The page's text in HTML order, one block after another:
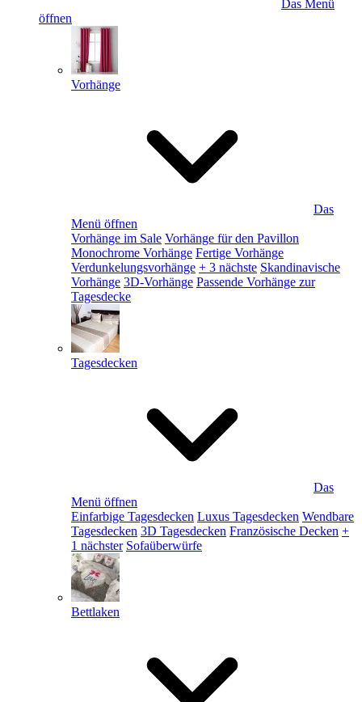
Das Menü
öffnen
Vorhänge
Das
Menü öffnen
Vorhänge im Sale Vorhänge für den Pavillon
Monochrome Vorhänge Fertige Vorhänge
Verdunkelungsvorhänge + 3 nächste Skandinavische
Vorhänge 3D-Vorhänge Passende Vorhänge zur
Tagesdecke
Tagesdecken
Das
Menü öffnen
Einfarbige Tagesdecken Luxus Tagesdecken Wendbare
Tagesdecken 3D Tagesdecken Französische Decken +
1 nächster Sofaüberwürfe
Bettlaken